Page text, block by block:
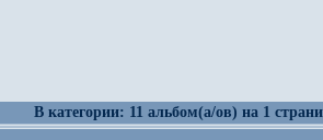
В категории: 11 альбом(а/ов) на 1